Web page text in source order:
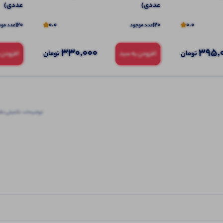
0.0
تومان
عددی)
120عدد موجود 0.0
افزودن به سبد 330,000تومان
عددی)
120عدد
توضیحات تکمیلی